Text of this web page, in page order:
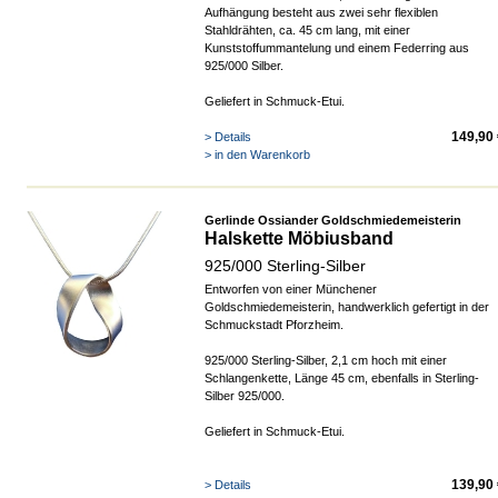
Aufhängung besteht aus zwei sehr flexiblen
Stahldrähten, ca. 45 cm lang, mit einer
Kunststoffummantelung und einem Federring aus
925/000 Silber.
Geliefert in Schmuck-Etui.
149,90
> Details
> in den Warenkorb
Gerlinde Ossiander Goldschmiedemeisterin
Halskette Möbiusband
925/000 Sterling-Silber
Entworfen von einer Münchener
Goldschmiedemeisterin, handwerklich gefertigt in der
Schmuckstadt Pforzheim.
925/000 Sterling-Silber, 2,1 cm hoch mit einer
Schlangenkette, Länge 45 cm, ebenfalls in Sterling-
Silber 925/000.
Geliefert in Schmuck-Etui.
139,90
> Details